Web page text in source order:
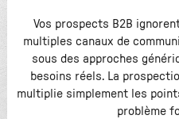
Vos prospects B2B
multiples canaux de
sous des approches
besoins réels. La
multiplie simplement les
problème